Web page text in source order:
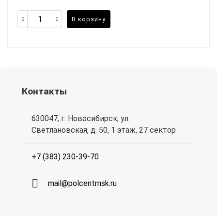
В корзину
Контакты
630047, г. Новосибирск, ул.
Светлановская, д. 50, 1 этаж, 27 сектор
+7 (383) 230-39-70
mail@polcentrnsk.ru